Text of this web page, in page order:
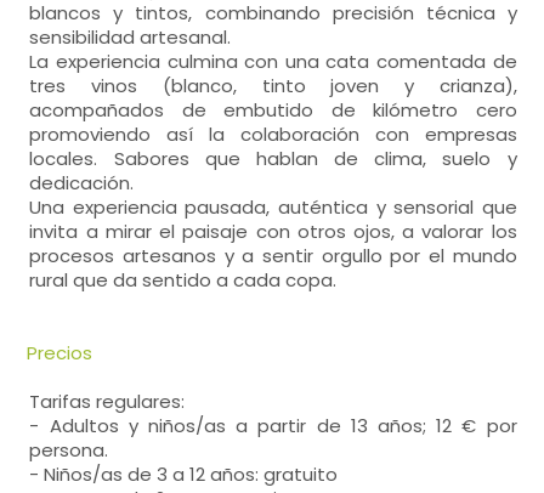
blancos y tintos, combinando precisión técnica y
sensibilidad artesanal.
La experiencia culmina con una cata comentada de
tres vinos (blanco, tinto joven y crianza),
acompañados de embutido de kilómetro cero
promoviendo así la colaboración con empresas
locales. Sabores que hablan de clima, suelo y
dedicación.
Una experiencia pausada, auténtica y sensorial que
invita a mirar el paisaje con otros ojos, a valorar los
procesos artesanos y a sentir orgullo por el mundo
rural que da sentido a cada copa.
Precios
Tarifas regulares:
- Adultos y niños/as a partir de 13 años; 12 € por
persona.
- Niños/as de 3 a 12 años: gratuito